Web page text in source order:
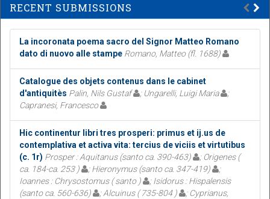
RECENT SUBMISSIONS
La incoronata poema sacro del Signor Matteo Romano
dato di nuovo alle stampe Romano, Matteo (fl. 1688)
Catalogue des objets contenus dans le cabinet
d'antiquitès Palin, Nils Gustaf ; Ungarelli, Luigi Maria
;
Capranesi, Francesco
Hic continentur libri tres prosperi: primus et ij.us de
contemplativa et activa vita: tercius de viciis et virtutibus
(c. 1r) Prosper : Aquitanus (santo ca. 390-463)
; Origenes (
ca. 184-ca. 253 )
; Hieronymus (santo ca. 347-419)
;
Ioannes : Chrysostomus ( santo )
; Isidorus : Hispalensis
(santo ca. 560-636)
; Alcuinus ( 735-804 )
; Cyprianus,